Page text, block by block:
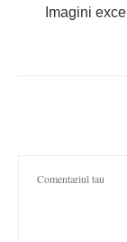
Imagini